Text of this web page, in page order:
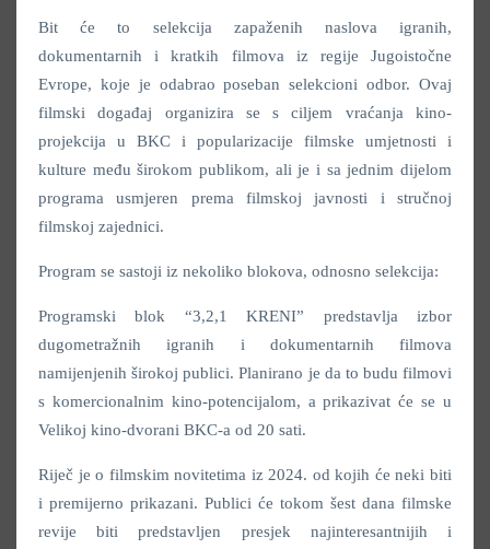
Bit će to selekcija zapaženih naslova igranih,
dokumentarnih i kratkih filmova iz regije Jugoistočne
Evrope, koje je odabrao poseban selekcioni odbor. Ovaj
filmski događaj organizira se s ciljem vraćanja kino-
projekcija u BKC i popularizacije filmske umjetnosti i
kulture među širokom publikom, ali je i sa jednim dijelom
programa usmjeren prema filmskoj javnosti i stručnoj
filmskoj zajednici.
Program se sastoji iz nekoliko blokova, odnosno selekcija:
Programski blok “3,2,1 KRENI” predstavlja izbor
dugometražnih igranih i dokumentarnih filmova
namijenjenih širokoj publici. Planirano je da to budu filmovi
s komercionalnim kino-potencijalom, a prikazivat će se u
Velikoj kino-dvorani BKC-a od 20 sati.
Riječ je o filmskim novitetima iz 2024. od kojih će neki biti
i premijerno prikazani. Publici će tokom šest dana filmske
revije biti predstavljen presjek najinteresantnijih i